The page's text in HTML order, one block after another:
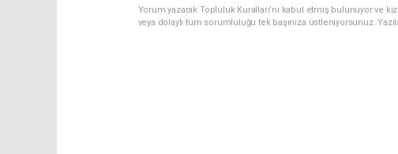
Yorum yazarak Topluluk Kuralları’nı kabul etmiş bulunuyor ve
veya dolaylı tüm sorumluluğu tek başınıza üstleniyorsunuz.